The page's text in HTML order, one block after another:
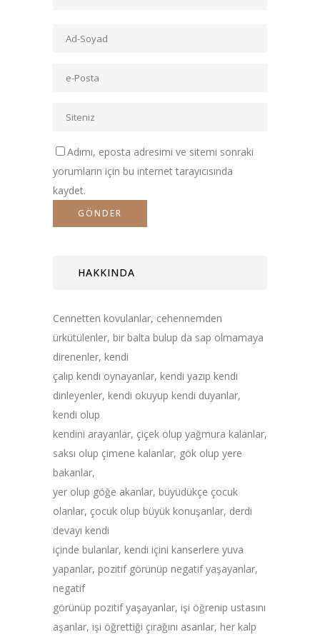
Adımı, eposta adresimi ve sitemi sonraki
yorumların için bu internet tarayıcısında
kaydet.
HAKKINDA
Cennetten kovulanlar, cehennemden
ürkütülenler, bir balta bulup da sap olmamaya
direnenler, kendi
çalıp kendi oynayanlar, kendi yazıp kendi
dinleyenler, kendi okuyup kendi duyanlar,
kendi olup
kendini arayanlar, çiçek olup yağmura kalanlar,
saksı olup çimene kalanlar, gök olup yere
bakanlar,
yer olup göğe akanlar, büyüdükçe çocuk
olanlar, çocuk olup büyük konuşanlar, derdi
devayı kendi
içinde bulanlar, kendi içini kanserlere yuva
yapanlar, pozitif görünüp negatif yaşayanlar,
negatif
görünüp pozitif yaşayanlar, işi öğrenip ustasını
aşanlar, işi öğrettiği çırağını asanlar, her kalp